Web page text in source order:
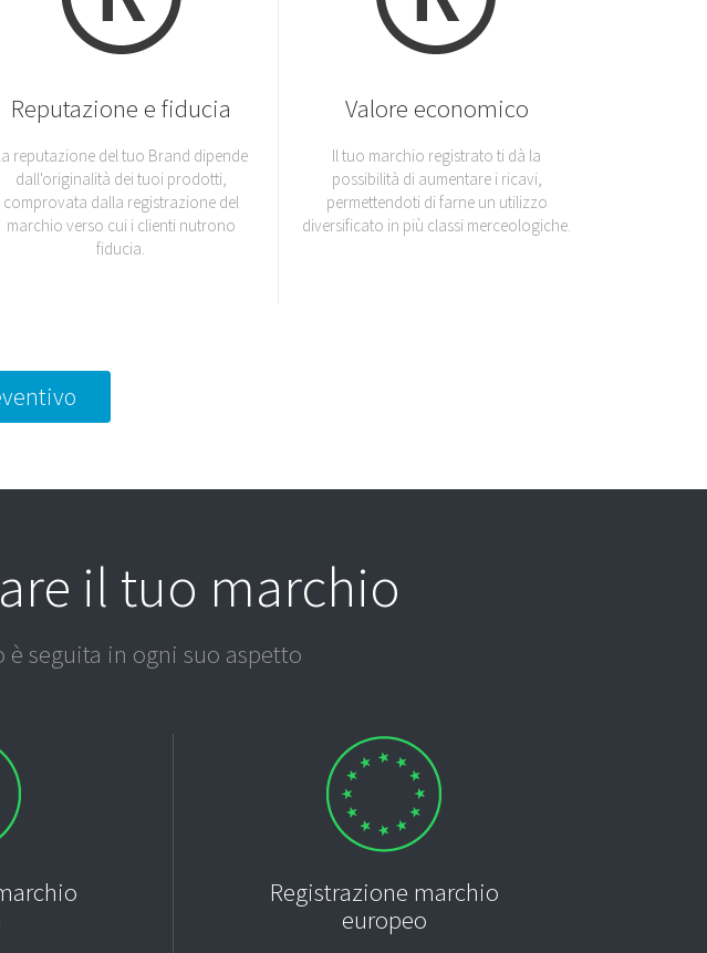
Reputazione e fiducia
reputazione del tuo Brand dipende
dall'originalità dei tuoi prodotti,
comprovata dalla registrazione del
marchio verso cui i clienti nutrono
fiducia.
Valore economico
Il tuo marchio registrato ti dà la
possibilità di aumentare i ricavi,
permettendoti di farne un utilizzo
diversificato in più classi merceologiche.
il tuo marchio
seguita in ogni suo aspetto
Registrazione marchio
europeo